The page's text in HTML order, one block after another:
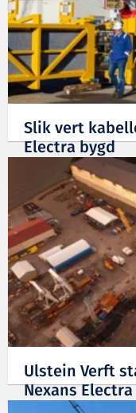
Slik vert
Electra bygd
Ulstein Verft
Nexans Electra